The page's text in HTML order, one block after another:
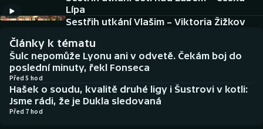
DALŠÍ SPORTY
Atletika
Baseball a softbal
NEPŘEHLÉDNĚTE
Soutěže
Historické návraty
Lípa
Sestřih utkání Vlašim – Viktoria Žižkov
Články k tématu
Šulc nepomůže Lyonu ani v odvetě. Čekám boj do
poslední minuty, řekl Fonseca
Před 5 hod
Hašek o soudu, kvalitě druhé ligy i Šustrovi v kotli:
Jsme rádi, že je Dukla sledovaná
Před 7 hod